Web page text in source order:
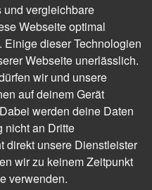
vergleichbare
Webseite optimal
dieser Technologien
Webseite unerlässlich.
wir und unsere
auf deinem Gerät
werden deine Daten
nicht an Dritte
direkt unsere Dienstleister
wir zu keinem Zeitpunkt
verwenden.